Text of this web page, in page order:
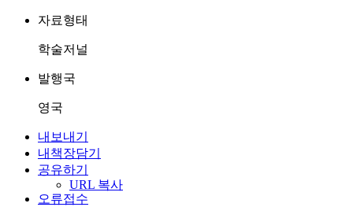
자료형태
학술저널
발행국
영국
내보내기
내책장담기
공유하기
URL 복사
오류접수